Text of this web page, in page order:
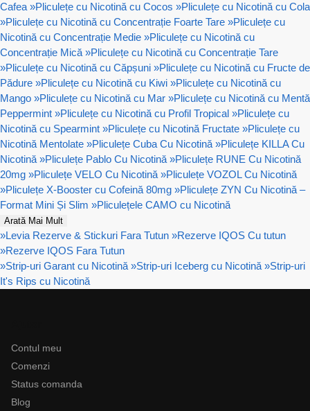
Cafea »Pliculețe cu Nicotină cu Cocos »Pliculețe cu Nicotină cu Cola
»Pliculețe cu Nicotină cu Concentrație Foarte Tare »Pliculețe cu
Nicotină cu Concentrație Medie »Pliculețe cu Nicotină cu
Concentrație Mică »Pliculețe cu Nicotină cu Concentrație Tare
»Pliculețe cu Nicotină cu Căpșuni »Pliculețe cu Nicotină cu Fructe de
Pădure »Pliculețe cu Nicotină cu Kiwi »Pliculețe cu Nicotină cu
Mango »Pliculețe cu Nicotină cu Mar »Pliculețe cu Nicotină cu Mentă
Peppermint »Pliculețe cu Nicotină cu Profil Tropical »Pliculețe cu
Nicotină cu Spearmint »Pliculețe cu Nicotină Fructate »Pliculețe cu
Nicotină Mentolate »Pliculețe Cuba Cu Nicotină »Pliculețe KILLA Cu
Nicotină »Pliculețe Pablo Cu Nicotină »Pliculețe RUNE Cu Nicotină
20mg »Pliculețe VELO Cu Nicotină »Pliculețe VOZOL Cu Nicotină
»Pliculețe X-Booster cu Cofeină 80mg »Pliculețe ZYN Cu Nicotină –
Format Mini Și Slim »Pliculețele CAMO cu Nicotină
Arată Mai Mult
»Levia Rezerve & Stickuri Fara Tutun »Rezerve IQOS Cu tutun
»Rezerve IQOS Fara Tutun
»Strip-uri Garant cu Nicotină »Strip-uri Iceberg cu Nicotină »Strip-uri
It's Rips cu Nicotină
Contul meu
Comenzi
Status comanda
Blog